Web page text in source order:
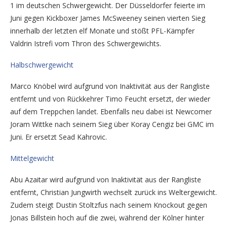
1 im deutschen Schwergewicht. Der Düsseldorfer feierte im
Juni gegen Kickboxer James McSweeney seinen vierten Sieg
innerhalb der letzten elf Monate und stößt PFL-Kämpfer
Valdrin Istrefi vom Thron des Schwergewichts.
Halbschwergewicht
Marco Knöbel wird aufgrund von Inaktivität aus der Rangliste
entfernt und von Rückkehrer Timo Feucht ersetzt, der wieder
auf dem Treppchen landet. Ebenfalls neu dabei ist Newcomer
Joram Wittke nach seinem Sieg über Koray Cengiz bei GMC im
Juni. Er ersetzt Sead Kahrovic.
Mittelgewicht
Abu Azaitar wird aufgrund von Inaktivität aus der Rangliste
entfernt, Christian Jungwirth wechselt zurück ins Weltergewicht.
Zudem steigt Dustin Stoltzfus nach seinem Knockout gegen
Jonas Billstein hoch auf die zwei, während der Kölner hinter